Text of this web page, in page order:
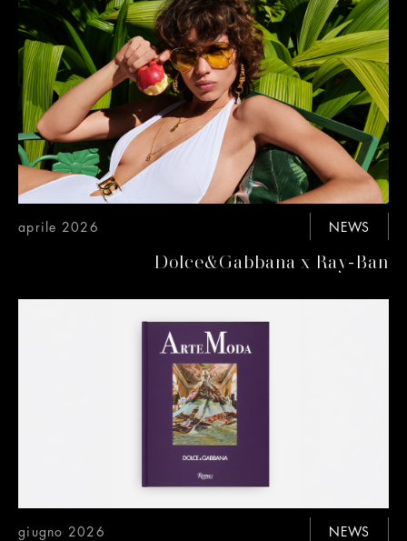
NEWS
aprile 2026
Dolce&Gabbana x Ray-Ban
NEWS
giugno 2026